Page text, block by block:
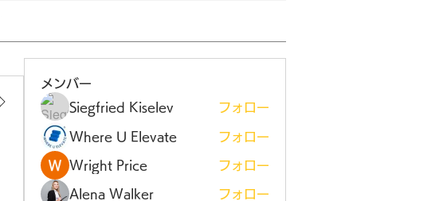
メンバー
Siegfried Kiselev
フォロー
Where U Elevate フォロー
Wright Price フォロー
Alena Walker フォロー